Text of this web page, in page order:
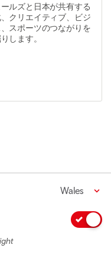
ルズと日本が共有する
クリエイティブ、ビジ
スポーツのつながりを
します。
Wales